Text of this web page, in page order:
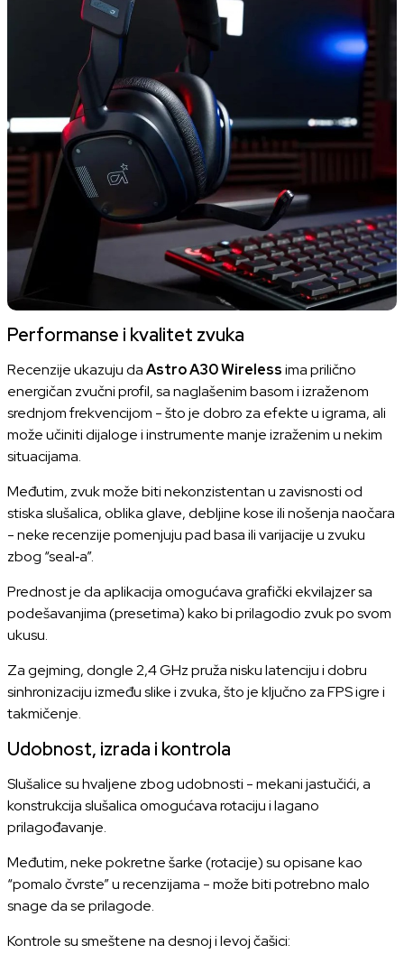
Performanse i kvalitet zvuka
Recenzije ukazuju daAstro A30 Wirelessima prilično
energičan zvučni profil, sa naglašenim basom i izraženom
srednjom frekvencijom - što je dobro za efekte u igrama, ali
može učiniti dijaloge i instrumente manje izraženim u nekim
situacijama.
Međutim, zvuk može biti nekonzistentan u zavisnosti od
stiska slušalica, oblika glave, debljine kose ili nošenja naočara
- neke recenzije pomenjuju pad basa ili varijacije u zvuku
zbog “seal‑a”.
Prednost je da aplikacija omogućava grafički ekvilajzer sa
podešavanjima (presetima) kako bi prilagodio zvuk po svom
ukusu.
Za gejming, dongle 2,4 GHz pruža nisku latenciju i dobru
sinhronizaciju između slike i zvuka, što je ključno za FPS igre i
takmičenje.
Udobnost, izrada i kontrola
Slušalice su hvaljene zbog udobnosti - mekani jastučići, a
konstrukcija slušalica omogućava rotaciju i lagano
prilagođavanje.
Međutim, neke pokretne šarke (rotacije) su opisane kao
“pomalo čvrste” u recenzijama - može biti potrebno malo
snage da se prilagode.
Kontrole su smeštene na desnoj i levoj čašici: